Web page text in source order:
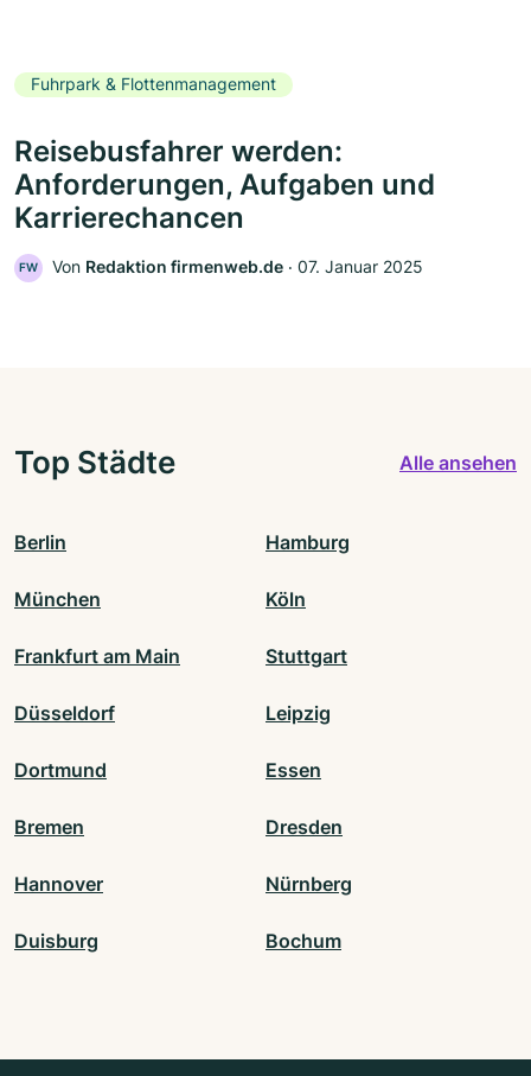
Fuhrpark & Flottenmanagement
Reisebusfahrer werden:
Anforderungen, Aufgaben und
Karrierechancen
FW Von Redaktion firmenweb.de ‧ 07. Januar 2025
Top Städte Alle ansehen
Berlin Hamburg
München Köln
Frankfurt am Main Stuttgart
Düsseldorf Leipzig
Dortmund Essen
Bremen Dresden
Hannover Nürnberg
Duisburg Bochum